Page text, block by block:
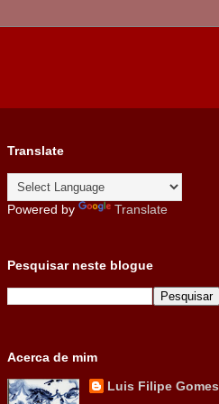
Translate
Powered by Translate
Pesquisar neste blogue
Acerca de mim
Luis Filipe Gomes